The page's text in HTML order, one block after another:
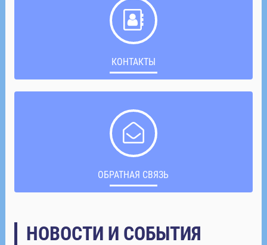
КОНТАКТЫ
ОБРАТНАЯ СВЯЗЬ
НОВОСТИ И СОБЫТИЯ